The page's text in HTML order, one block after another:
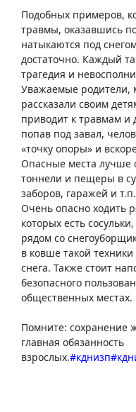
Подобных примеров,
травмы, оказавшись
натыкаются под
достаточно. Каждый
трагедия и
Уважаемые родители,
рассказали своим
приводит к травмам и
попав под завал,
«точку опоры» и
Опасные места лучше
тоннели и пещеры в
заборов, гаражей и т.п.
Очень опасно ходить
которых есть
рядом со
в ковше такой
снега. Также стоит
безопасного
общественных местах.
Помните: сохранение
главная обязанность
взрослых.#кднизп